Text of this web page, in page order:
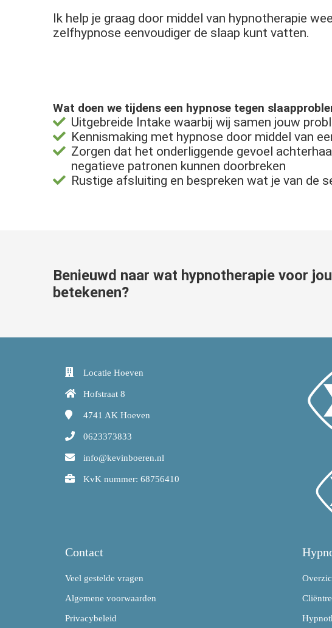
Ik help je graag door middel van hypnotherapie
zelfhypnose eenvoudiger de slaap kunt vatten.
Wat doen we tijdens een hypnose tegen
Uitgebreide Intake waarbij wij samen jouw
Kennismaking met hypnose door middel van
Zorgen dat het onderliggende gevoel
negatieve patronen kunnen doorbreken
Rustige afsluiting en bespreken wat je van de
Benieuwd naar wat hypnotherapie voor
betekenen?
Locatie Hoeven
Hofstraat 8
4741 AK Hoeven
0623373833
info@kevinboeren.nl
KvK nummer: 68756410
Contact
Veel gestelde vragen
Algemene voorwaarden
Privacybeleid